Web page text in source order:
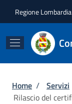
Regione Lombardia
Briciole
Home / Servizi
Rilascio del